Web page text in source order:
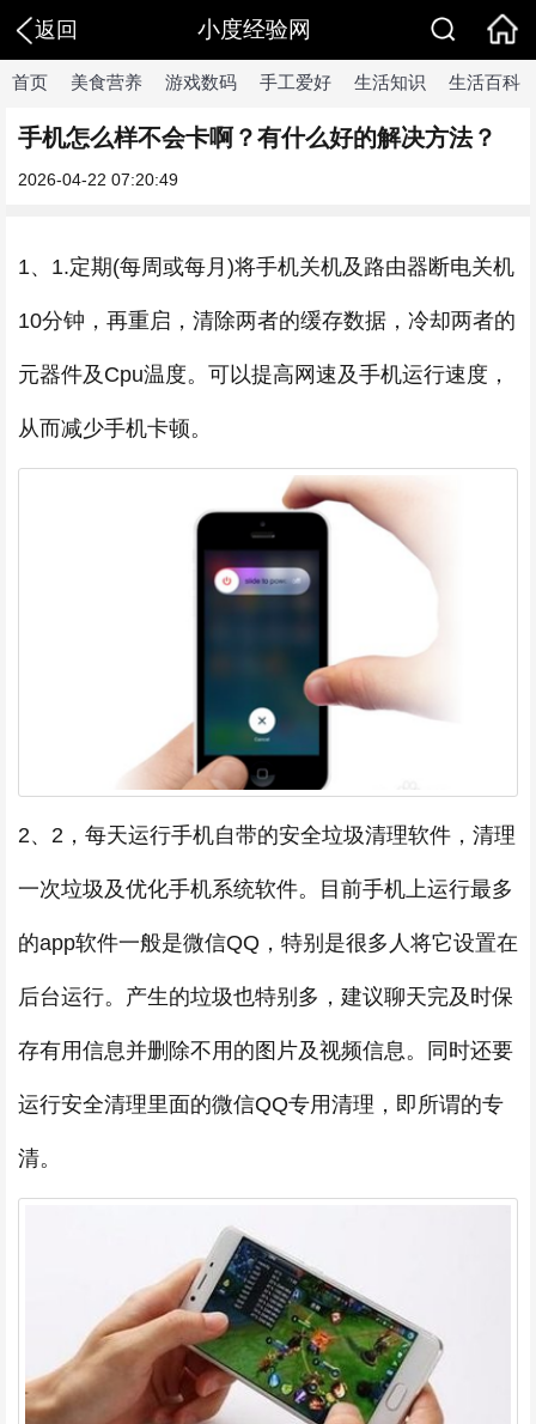
返回 小度经验网
首页 美食营养 游戏数码 手工爱好 生活知识 生活百科
手机怎么样不会卡啊？有什么好的解决方法？
2026-04-22 07:20:49
1、1.定期(每周或每月)将手机关机及路由器断电关机
10分钟，再重启，清除两者的缓存数据，冷却两者的
元器件及Cpu温度。可以提高网速及手机运行速度，
从而减少手机卡顿。
2、2，每天运行手机自带的安全垃圾清理软件，清理
一次垃圾及优化手机系统软件。目前手机上运行最多
的app软件一般是微信QQ，特别是很多人将它设置在
后台运行。产生的垃圾也特别多，建议聊天完及时保
存有用信息并删除不用的图片及视频信息。同时还要
运行安全清理里面的微信QQ专用清理，即所谓的专
清。